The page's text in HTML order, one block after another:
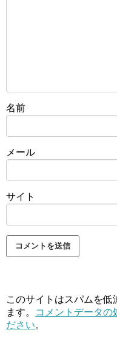
名前
メール
サイト
このサイトはスパムを
ます。
コメントデータの
ださい。